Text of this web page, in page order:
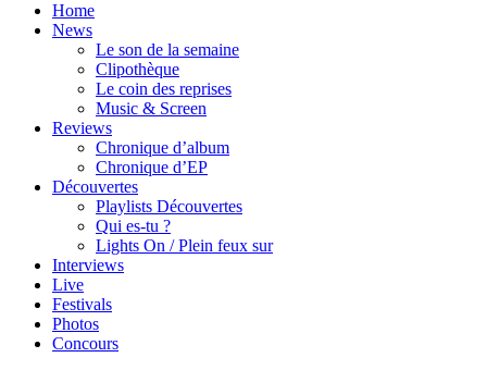
Home
News
Le son de la semaine
Clipothèque
Le coin des reprises
Music & Screen
Reviews
Chronique d’album
Chronique d’EP
Découvertes
Playlists Découvertes
Qui es-tu ?
Lights On / Plein feux sur
Interviews
Live
Festivals
Photos
Concours